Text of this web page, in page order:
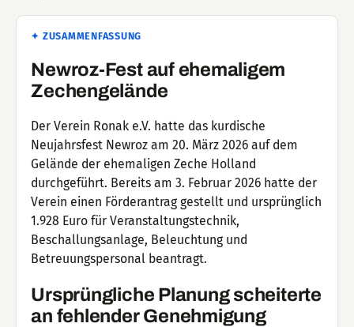
✦ ZUSAMMENFASSUNG
Newroz-Fest auf ehemaligem
Zechengelände
Der Verein Ronak e.V. hatte das kurdische
Neujahrsfest Newroz am 20. März 2026 auf dem
Gelände der ehemaligen Zeche Holland
durchgeführt. Bereits am 3. Februar 2026 hatte der
Verein einen Förderantrag gestellt und ursprünglich
1.928 Euro für Veranstaltungstechnik,
Beschallungsanlage, Beleuchtung und
Betreuungspersonal beantragt.
Ursprüngliche Planung scheiterte
an fehlender Genehmigung